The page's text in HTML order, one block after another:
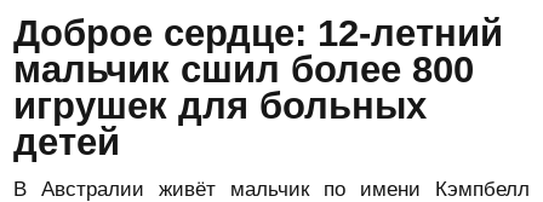
Доброе сердце: 12-летний
мальчик сшил более 800
игрушек для больных
детей
В Австралии живёт мальчик по имени Кэмпбелл